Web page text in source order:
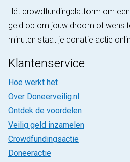
Hét crowdfundingplatform om
geld op om jouw droom of wens
minuten staat je donatie actie
Klantenservice
Hoe werkt het
Over Doneerveilig.nl
Ontdek de voordelen
Veilig geld inzamelen
Crowdfundingsactie
Doneeractie